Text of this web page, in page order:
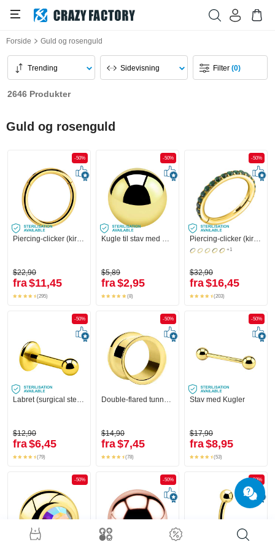
Forside Guld og rosenguld
Trending Sidevisning Filter(0)
2646 Produkter
Guld og rosenguld
-50%
Piercing-clicker (kirurgisk stål, guld, blank finish)
$22,90
fra$11,45
(295)
-50%
Kugle til stav med gevind (kirurgisk stål, guld, blank finish)
$5,89
fra$2,95
(8)
-50%
Piercing-clicker (kirurgisk stål, guld, blank finish) med krystaller
+1
$32,90
fra$16,45
(203)
-50%
$12,90
fra$6,45
(79)
-50%
$14,90
fra$7,45
(78)
-50%
Stav med Kugler
$17,90
fra$8,95
(53)
-50% -50% -50%